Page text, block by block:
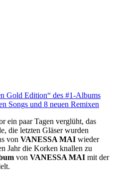
ein paar Tagen verglüht, das
die letzten Gläser wurden
von VANESSA MAI wieder
Jahr die Korken knallen zu
von VANESSA MAI mit der